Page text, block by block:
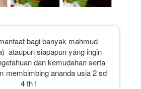
bagi banyak mahmud
ataupun siapapun yang ingin
dan kemudahan serta
membimbing ananda usia 2 sd
4 th !